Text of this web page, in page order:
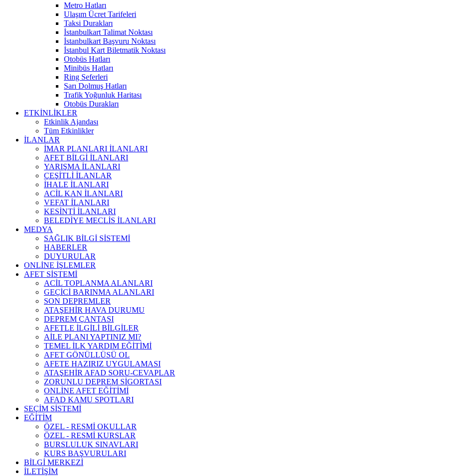
Metro Hatları
Ulaşım Ücret Tarifeleri
Taksi Durakları
İstanbulkart Talimat Noktası
İstanbulkart Başvuru Noktası
İstanbul Kart Biletmatik Noktası
Otobüs Hatları
Minibüs Hatları
Ring Seferleri
Sarı Dolmuş Hatları
Trafik Yoğunluk Haritası
Otobüs Durakları
ETKİNLİKLER
Etkinlik Ajandası
Tüm Etkinlikler
İLANLAR
İMAR PLANLARI İLANLARI
AFET BİLGİ İLANLARI
YARIŞMA İLANLARI
ÇEŞİTLİ İLANLAR
İHALE İLANLARI
ACİL KAN İLANLARI
VEFAT İLANLARI
KESİNTİ İLANLARI
BELEDİYE MECLİS İLANLARI
MEDYA
SAĞLIK BİLGİ SİSTEMİ
HABERLER
DUYURULAR
ONLİNE İŞLEMLER
AFET SİSTEMİ
ACİL TOPLANMA ALANLARI
GEÇİCİ BARINMA ALANLARI
SON DEPREMLER
ATAŞEHİR HAVA DURUMU
DEPREM ÇANTASI
AFETLE İLGİLİ BİLGİLER
AİLE PLANI YAPTINIZ MI?
TEMEL İLK YARDIM EĞİTİMİ
AFET GÖNÜLLÜSÜ OL
AFETE HAZIRIZ UYGULAMASI
ATAŞEHİR AFAD SORU-CEVAPLAR
ZORUNLU DEPREM SİGORTASI
ONLİNE AFET EĞİTİMİ
AFAD KAMU SPOTLARI
SEÇİM SİSTEMİ
EĞİTİM
ÖZEL - RESMİ OKULLAR
ÖZEL - RESMİ KURSLAR
BURSLULUK SINAVLARI
KURS BAŞVURULARI
BİLGİ MERKEZİ
İLETİŞİM